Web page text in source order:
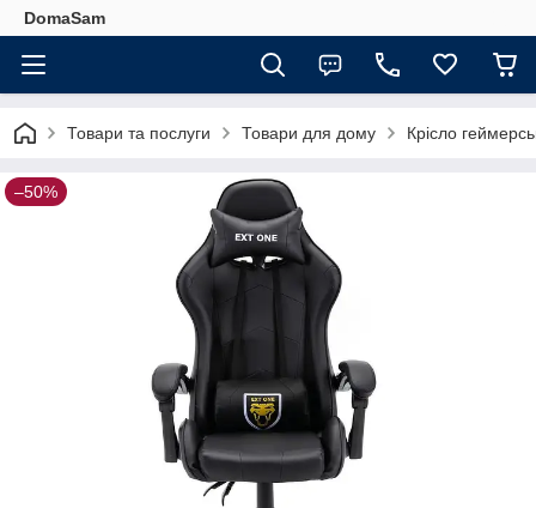
DomaSam
Товари та послуги Товари для дому Крісло
–50%